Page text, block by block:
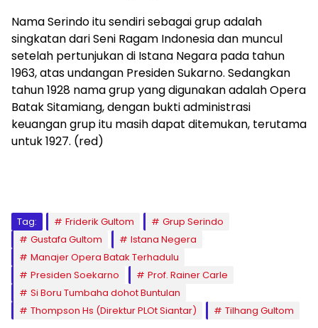
Nama Serindo itu sendiri sebagai grup adalah
singkatan dari Seni Ragam Indonesia dan muncul
setelah pertunjukan di Istana Negara pada tahun
1963, atas undangan Presiden Sukarno. Sedangkan
tahun 1928 nama grup yang digunakan adalah Opera
Batak Sitamiang, dengan bukti administrasi
keuangan grup itu masih dapat ditemukan, terutama
untuk 1927. (red)
Tag: Friderik Gultom
Grup Serindo
Gustafa Gultom
Istana Negera
Manajer Opera Batak Terhadulu
Presiden Soekarno
Prof. Rainer Carle
Si Boru Tumbaha dohot Buntulan
Thompson Hs (Direktur PLOt Siantar)
Tilhang Gultom